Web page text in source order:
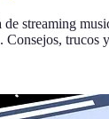
streaming
Consejos, trucos